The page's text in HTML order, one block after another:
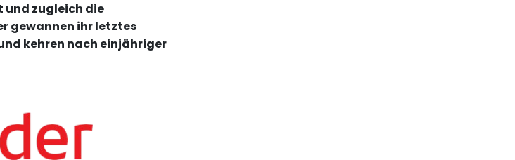
und zugleich die
gewannen ihr letztes
kehren nach einjähriger